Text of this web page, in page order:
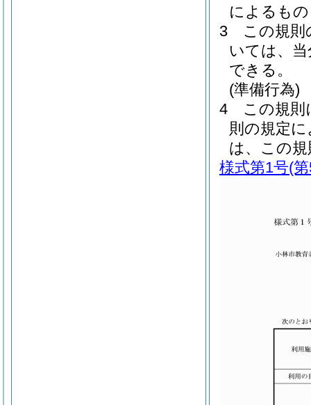
によるも
3
この規則
いては、
できる。
(準備行為)
4
この規則
則の規定
は、この
様式第1号(